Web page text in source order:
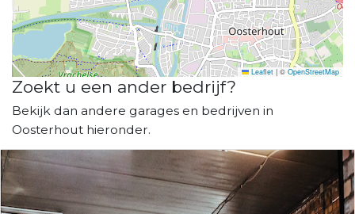
Leaflet | © OpenStreetMap
Zoekt u een ander bedrijf?
Bekijk dan andere garages en bedrijven in
Oosterhout hieronder.